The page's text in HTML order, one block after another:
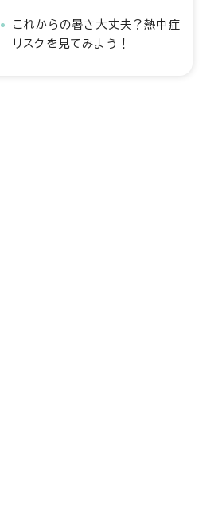
これからの暑さ大丈夫？熱中症
リスクを見てみよう！